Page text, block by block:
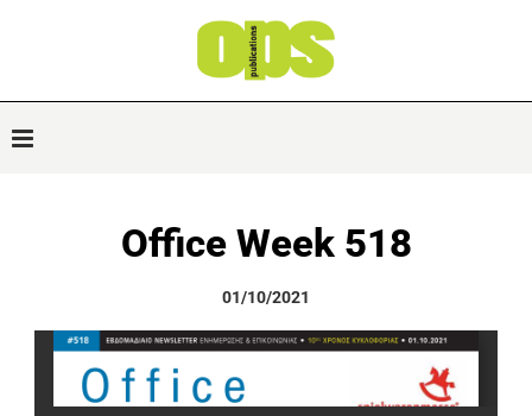
Office Week 518
01/10/2021